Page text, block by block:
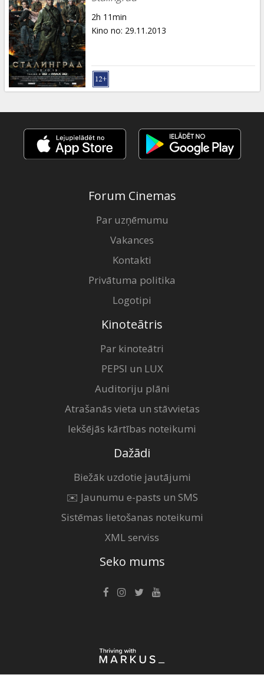
2h 11min
Kino no: 29.11.2013
Forum Cinemas
Par uzņēmumu
Vakances
Kontakti
Privātuma politika
Logotipi
Kinoteātris
Par kinoteātri
PEPSI un LUX
Auditoriju plāni
Atrašanās vieta un stāvvietas
Iekšējās kārtības noteikumi
Dažādi
Biežāk uzdotie jautājumi
✉️ Jaunumu e-pasts un SMS
Sistēmas lietošanas noteikumi
XML serviss
Seko mums